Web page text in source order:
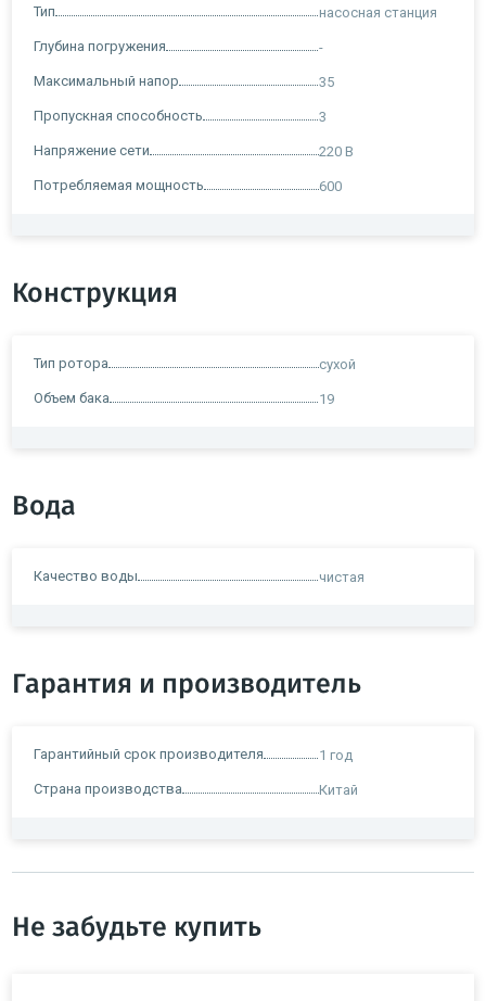
Тип насосная станция
Глубина погружения -
Максимальный напор 35
Пропускная способность 3
Напряжение сети 220 В
Потребляемая мощность 600
Конструкция
Тип ротора сухой
Объем бака 19
Вода
Качество воды чистая
Гарантия и производитель
Гарантийный срок производителя 1 год
Страна производства Китай
Не забудьте купить